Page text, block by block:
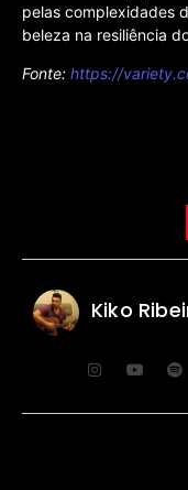
pelas complexidades
beleza na resiliência
Fonte: https://
Kiko